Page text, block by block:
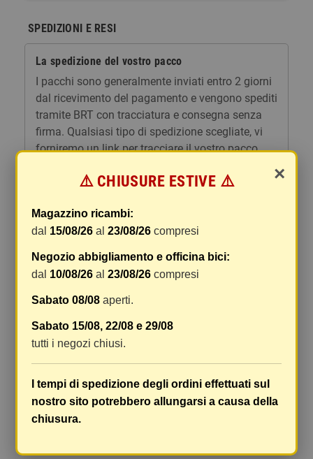
SPEDIZIONI E RESI
La spedizione del vostro pacco
I pacchi sono generalmente inviati entro 2 giorni
dal ricevimento del pagamento e vengono spediti
tramite BRT con tracciatura e consegna senza
firma. Qualsiasi tipo di spedizione scegliate, vi
forniremo un link per tracciare il vostro pacco
Le spese di spedizione comprendono gli oneri di
di gestione sono fissi, mentre i costi di trasporto
variano a seconda del peso totale della
spedizione. Vi consigliamo di raggruppare i
vostri articoli in un unico ordine. Non ci è
effettuati separatamente, pertanto le spese di
spedizione saranno addebitate per ognuno di
essi. Il vostro pacco sarà inviato a vostro rischio,
Le scatole hanno dimensioni adeguatamente
ampie e i vostri articoli son ben protetti.
×
⚠️ CHIUSURE ESTIVE ⚠️
Magazzino ricambi:
dal 15/08/26 al23/08/26 compresi
Negozio abbigliamento e officina bici:
dal 10/08/26 al23/08/26 compresi
Sabato 08/08 aperti.
Sabato 15/08, 22/08 e 29/08
tutti i negozi chiusi.
I tempi di spedizione degli ordini effettuati sul
nostro sito potrebbero allungarsi a causa della
chiusura.